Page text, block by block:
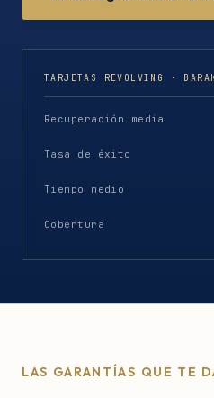
TARJETAS REVOLVING ·
Recuperación media
Tasa de éxito
Tiempo medio
Cobertura
LAS GARANTÍAS QUE TE